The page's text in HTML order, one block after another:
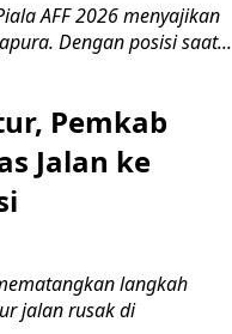
AFF 2026 menyajikan
Dengan posisi saat...
Pemkab
Jalan ke
langkah
jalan rusak di